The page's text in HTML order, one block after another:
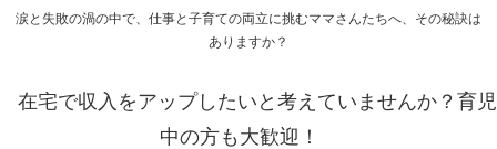
涙と失敗の渦の中で、仕事と子育ての両立に挑むママさんたちへ、その秘訣は
ありますか？
在宅で収入をアップしたいと考えていませんか？育児
中の方も大歓迎！